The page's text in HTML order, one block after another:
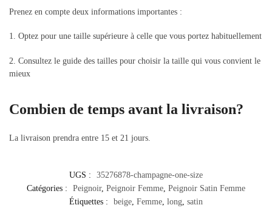
Prenez en compte deux informations importantes :
1. Optez pour une taille supérieure à celle que vous portez habituellement
2. Consultez le guide des tailles pour choisir la taille qui vous convient le
mieux
Combien de temps avant la livraison?
La livraison prendra entre 15 et 21 jours.
UGS :
35276878-champagne-one-size
Catégories :
Peignoir, Peignoir Femme Peignoir Satin Femme
Étiquettes :
beige Femme long satin